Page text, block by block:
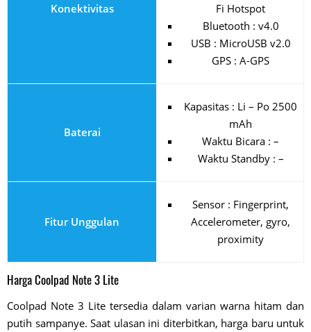
Konektivitas
Fi Hotspot
Bluetooth : v4.0
USB : MicroUSB v2.0
GPS : A-GPS
Baterai
Kapasitas : Li – Po 2500
mAh
Waktu Bicara : –
Waktu Standby : –
Fitur Unggulan
Sensor : Fingerprint,
Accelerometer, gyro,
proximity
Harga Coolpad Note 3 Lite
Coolpad Note 3 Lite tersedia dalam varian warna hitam dan
putih sampanye. Saat ulasan ini diterbitkan, harga baru untuk